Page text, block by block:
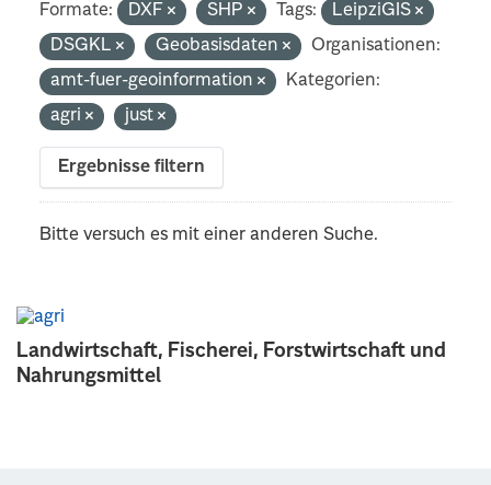
Landwirtschaft, Fischerei, Forstwirtschaft und
Nahrungsmittel
Formate: DXF SHP Tags:
LeipziGIS
DSGKL
Geobasisdaten
Organisationen:
amt-fuer-geoinformation
Kategorien:
agri
just
Ergebnisse filtern
Bitte versuch es mit einer anderen Suche.